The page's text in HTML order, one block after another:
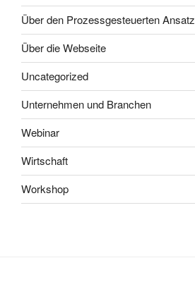
Über den Prozessgesteuerten Ansatz
Über die Webseite
Uncategorized
Unternehmen und Branchen
Webinar
Wirtschaft
Workshop